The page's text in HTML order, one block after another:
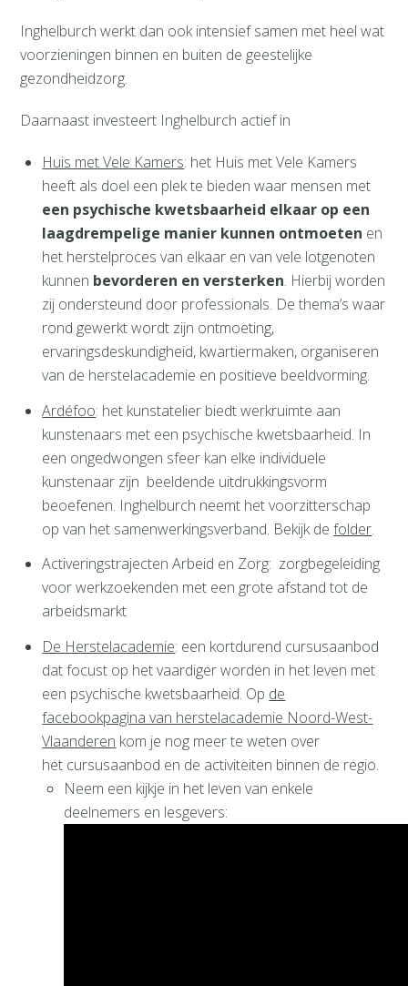
Inghelburch werkt dan ook intensief samen met heel wat
voorzieningen binnen en buiten de geestelijke
gezondheidzorg.
Daarnaast investeert Inghelburch actief in
Huis met Vele Kamers: het Huis met Vele Kamers
heeft als doel een plek te bieden waar mensen met
een psychische kwetsbaarheid elkaar op een
laagdrempelige manier kunnen ontmoeten en
het herstelproces van elkaar en van vele lotgenoten
kunnen bevorderen en versterken. Hierbij worden
zij ondersteund door professionals. De thema’s waar
rond gewerkt wordt zijn ontmoeting,
ervaringsdeskundigheid, kwartiermaken, organiseren
van de herstelacademie en positieve beeldvorming.
Ardéfoo: het kunstatelier biedt werkruimte aan
kunstenaars met een psychische kwetsbaarheid. In
een ongedwongen sfeer kan elke individuele
kunstenaar zijn beeldende uitdrukkingsvorm
beoefenen. Inghelburch neemt het voorzitterschap
op van het samenwerkingsverband. Bekijk defolder.
Activeringstrajecten Arbeid en Zorg: zorgbegeleiding
voor werkzoekenden met een grote afstand tot de
arbeidsmarkt
De Herstelacademie: een kortdurend cursusaanbod
dat focust op het vaardiger worden in het leven met
een psychische kwetsbaarheid. Op de
facebookpagina van herstelacademie Noord-West-
Vlaanderen kom je nog meer te weten over
het cursusaanbod en de activiteiten binnen de regio.
Neem een kijkje in het leven van enkele
deelnemers en lesgevers: